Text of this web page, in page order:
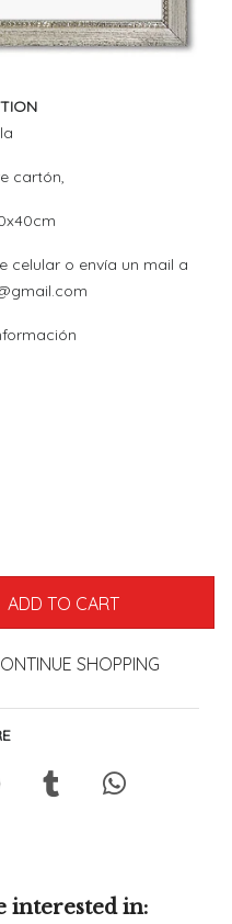
cartón,
celular o envía un mail a
SHOPPING
interested in: